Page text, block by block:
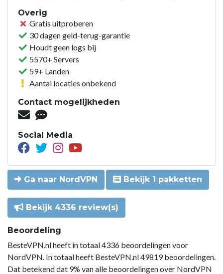
Overig
Gratis uitproberen
30 dagen geld-terug-garantie
Houdt geen logs bij
5570+ Servers
59+ Landen
Aantal locaties onbekend
Contact mogelijkheden
Social Media
Ga naar NordVPN Bekijk 1 pakketten
Bekijk 4336 review(s)
Beoordeling
BesteVPN.nl heeft in totaal 4336 beoordelingen voor
NordVPN. In totaal heeft BesteVPN.nl 49819 beoordelingen.
Dat betekend dat 9% van alle beoordelingen over NordVPN